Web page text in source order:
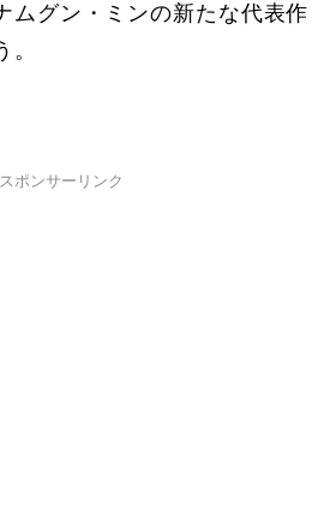
ムグン・ミンの新たな代表作
スポンサーリンク